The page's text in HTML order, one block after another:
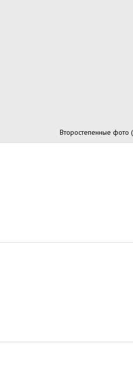
Второстепенные фото